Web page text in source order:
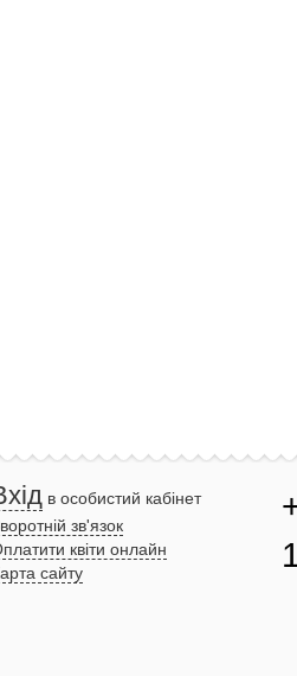
в особистий кабінет
зв'язок
квіти онлайн
сайту